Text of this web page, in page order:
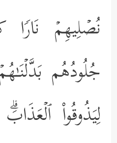
نُصۡلِیهِمۡ
جُلُودُهُم
لِیَذُوقُواْ